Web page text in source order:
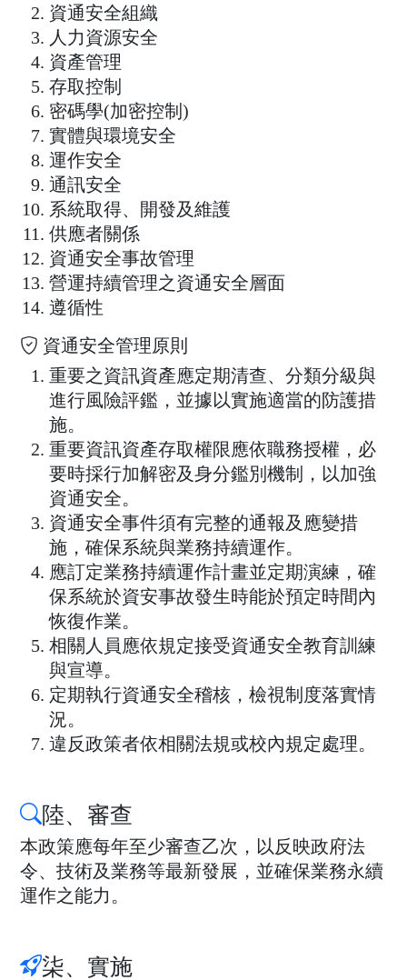
資通安全組織
人力資源安全
資產管理
存取控制
密碼學(加密控制)
實體與環境安全
運作安全
通訊安全
系統取得、開發及維護
供應者關係
資通安全事故管理
營運持續管理之資通安全層面
遵循性
資通安全管理原則
重要之資訊資產應定期清查、分類分級與
進行風險評鑑，並據以實施適當的防護措
施。
重要資訊資產存取權限應依職務授權，必
要時採行加解密及身分鑑別機制，以加強
資通安全。
資通安全事件須有完整的通報及應變措
施，確保系統與業務持續運作。
應訂定業務持續運作計畫並定期演練，確
保系統於資安事故發生時能於預定時間內
恢復作業。
相關人員應依規定接受資通安全教育訓練
與宣導。
定期執行資通安全稽核，檢視制度落實情
況。
違反政策者依相關法規或校內規定處理。
陸、審查
本政策應每年至少審查乙次，以反映政府法
令、技術及業務等最新發展，並確保業務永續
運作之能力。
柒、實施